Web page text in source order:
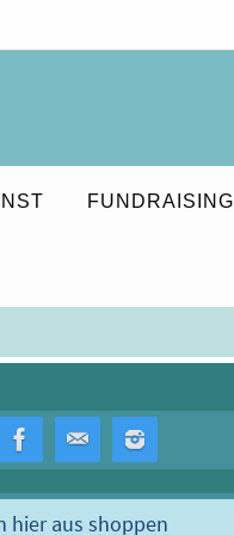
FUNDRAISING
hier aus shoppen